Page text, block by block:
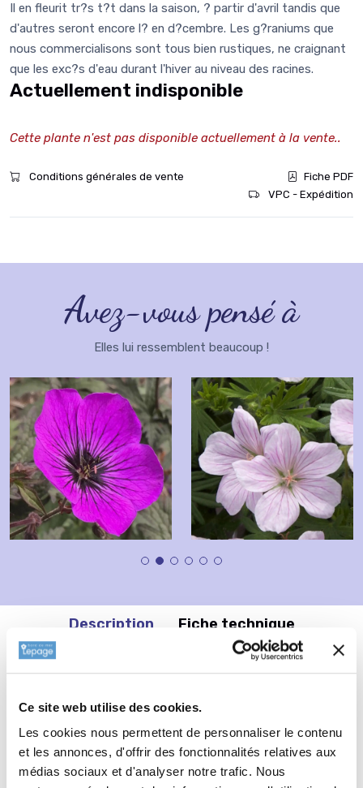
Ce site web utilise des cookies.
Les cookies nous permettent de personnaliser le contenu
et les annonces, d'offrir des fonctionnalités relatives aux
médias sociaux et d'analyser notre trafic. Nous
Il en fleurit tr?s t?t dans la saison, ? partir d'avril tandis que
d'autres seront encore l? en d?cembre. Les g?raniums que
nous commercialisons sont tous bien rustiques, ne craignant
que les exc?s d'eau durant l'hiver au niveau des racines.
Actuellement indisponible
Cette plante n'est pas disponible actuellement à la vente..
Conditions générales de vente
Fiche PDF
VPC - Expédition
Avez-vous pensé à
Elles lui ressemblent beaucoup !
Description Fiche technique
Informations complémentaires
Informations botaniques
Famille : Geraniaceae
Genre : GERANIUM